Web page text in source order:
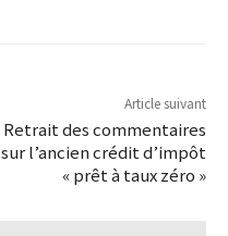
Article suivant
Retrait des commentaires
sur l’ancien crédit d’impôt
« prêt à taux zéro »